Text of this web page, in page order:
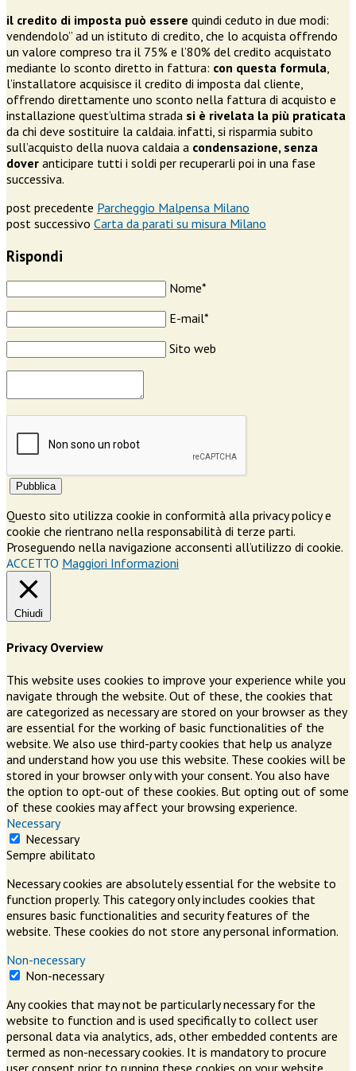
il credito di imposta può essere quindi ceduto in due modi:
vendendolo” ad un istituto di credito, che lo acquista offrendo
un valore compreso tra il 75% e l’80% del credito acquistato
mediante lo sconto diretto in fattura: con questa formula
l’installatore acquisisce il credito di imposta dal cliente,
offrendo direttamente uno sconto nella fattura di acquisto e
installazione quest’ultima strada si è rivelata la più praticata
da chi deve sostituire la caldaia. infatti, si risparmia subito
sull’acquisto della nuova caldaia a condensazione, senza
dover anticipare tutti i soldi per recuperarli poi in una fase
successiva.
post precedente Parcheggio Malpensa Milano
post successivo Carta da parati su misura Milano
Rispondi
Nome*
E-mail*
Sito web
Pubblica
Questo sito utilizza cookie in conformità alla privacy policy e
cookie che rientrano nella responsabilità di terze parti.
Proseguendo nella navigazione acconsenti all’utilizzo di cookie.
ACCETTO Maggiori Informazioni
Chiudi
Privacy Overview
This website uses cookies to improve your experience while you
navigate through the website. Out of these, the cookies that
are categorized as necessary are stored on your browser as they
are essential for the working of basic functionalities of the
website. We also use third-party cookies that help us analyze
and understand how you use this website. These cookies will be
stored in your browser only with your consent. You also have
the option to opt-out of these cookies. But opting out of some
of these cookies may affect your browsing experience.
Necessary
Necessary
Sempre abilitato
Necessary cookies are absolutely essential for the website to
function properly. This category only includes cookies that
ensures basic functionalities and security features of the
website. These cookies do not store any personal information.
Non-necessary
Non-necessary
Any cookies that may not be particularly necessary for the
website to function and is used specifically to collect user
personal data via analytics, ads, other embedded contents are
termed as non-necessary cookies. It is mandatory to procure
user consent prior to running these cookies on your website.